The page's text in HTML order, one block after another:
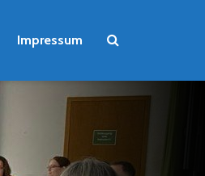
Impressum